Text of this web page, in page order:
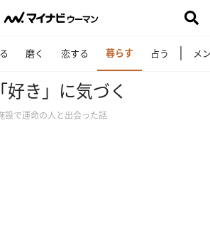
磨く 恋する 暮らす 占う メ
好き」に気づく
設で運命の人と出会った話